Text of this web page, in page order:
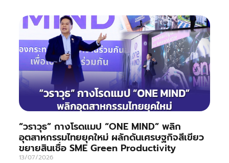
“วราวุธ” กางโรดแมป “ONE MIND” พลิก
อุตสาหกรรมไทยยุคใหม่ ผลักดันเศรษฐกิจสีเขียว
ขยายสินเชื่อ SME Green Productivity
13/07/2026